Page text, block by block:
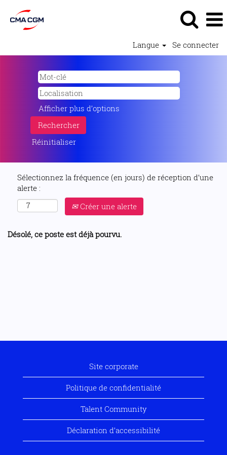
Langue Se connecter
Afficher plus d’options
Réinitialiser
Sélectionnez la fréquence (en jours) de réception d’une
alerte :
Créer une alerte
Désolé, ce poste est déjà pourvu.
Site corporate
Politique de confidentialité
Talent Community
Déclaration d’accessibilité